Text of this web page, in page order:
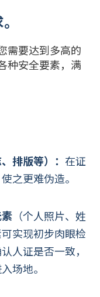
需要达到多高的
种安全要素，满
、排版等）： 在证
之更难伪造。
（个人照片、姓
实现初步肉眼检
人证是否一致，
场地。